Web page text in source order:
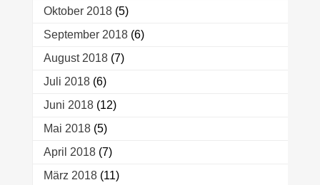
Oktober 2018(5)
September 2018(6)
August 2018(7)
Juli 2018(6)
Juni 2018(12)
Mai 2018(5)
April 2018(7)
März 2018(11)